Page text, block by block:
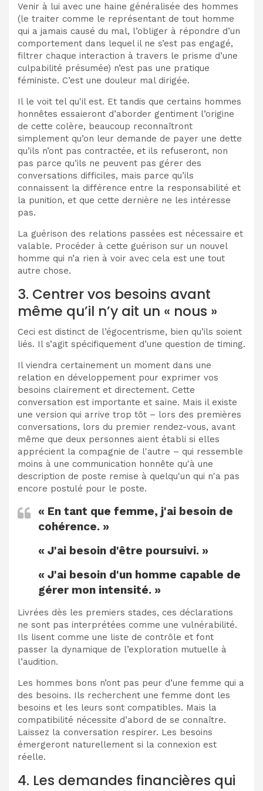
Venir à lui avec une haine généralisée des hommes
(le traiter comme le représentant de tout homme
qui a jamais causé du mal, l’obliger à répondre d’un
comportement dans lequel il ne s’est pas engagé,
filtrer chaque interaction à travers le prisme d’une
culpabilité présumée) n’est pas une pratique
féministe. C’est une douleur mal dirigée.
Il le voit tel qu'il est. Et tandis que certains hommes
honnêtes essaieront d’aborder gentiment l’origine
de cette colère, beaucoup reconnaîtront
simplement qu’on leur demande de payer une dette
qu’ils n’ont pas contractée, et ils refuseront, non
pas parce qu’ils ne peuvent pas gérer des
conversations difficiles, mais parce qu’ils
connaissent la différence entre la responsabilité et
la punition, et que cette dernière ne les intéresse
pas.
La guérison des relations passées est nécessaire et
valable. Procéder à cette guérison sur un nouvel
homme qui n’a rien à voir avec cela est une tout
autre chose.
3. Centrer vos besoins avant
même qu’il n’y ait un « nous »
Ceci est distinct de l’égocentrisme, bien qu’ils soient
liés. Il s’agit spécifiquement d’une question de timing.
Il viendra certainement un moment dans une
relation en développement pour exprimer vos
besoins clairement et directement. Cette
conversation est importante et saine. Mais il existe
une version qui arrive trop tôt – lors des premières
conversations, lors du premier rendez-vous, avant
même que deux personnes aient établi si elles
apprécient la compagnie de l'autre – qui ressemble
moins à une communication honnête qu'à une
description de poste remise à quelqu'un qui n'a pas
encore postulé pour le poste.
« En tant que femme, j'ai besoin de
cohérence. »
« J'ai besoin d'être poursuivi. »
« J'ai besoin d'un homme capable de
gérer mon intensité. »
Livrées dès les premiers stades, ces déclarations
ne sont pas interprétées comme une vulnérabilité.
Ils lisent comme une liste de contrôle et font
passer la dynamique de l’exploration mutuelle à
l’audition.
Les hommes bons n’ont pas peur d’une femme qui a
des besoins. Ils recherchent une femme dont les
besoins et les leurs sont compatibles. Mais la
compatibilité nécessite d’abord de se connaître.
Laissez la conversation respirer. Les besoins
émergeront naturellement si la connexion est
réelle.
4. Les demandes financières qui